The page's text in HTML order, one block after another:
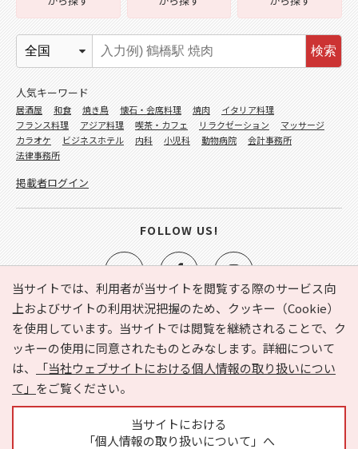
当サイトでは、利用者が当サイトを閲覧する際のサービス向
上およびサイトの利用状況把握のため、クッキー（Cookie）
を使用しています。当サイトでは閲覧を継続されることで、ク
ッキーの使用に同意されたものとみなします。詳細について
は、
「当社ウェブサイトにおける個人情報の取り扱いについ
て」 をご覧ください。
当サイトにおける
「個人情報の取り扱いについて」へ
e-NAVITA（イーナビタ）とは？ お気に入り
ヘルプ
利用規約
個人情報の取り扱いについて
運営会社
サイトマップ
広告掲載に関するお問い合わせ
検索
人気キーワード
居酒屋 和食 焼き鳥 懐石・会席料理 焼肉
イタリア料理
フランス料理
アジア料理 喫茶・カフェ リラクゼーション
マッサージ
カラオケ
ビジネスホテル 内科 小児科 動物病院
会計事務所
法律事務所
掲載者ログイン
FOLLOW US!